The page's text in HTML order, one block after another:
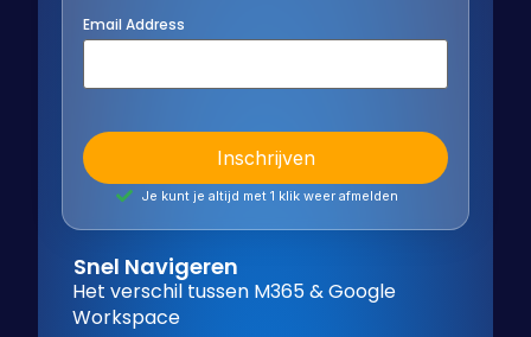
Email Address
Je kunt je altijd met 1 klik weer afmelden
Snel Navigeren
Het verschil tussen M365 & Google
Workspace